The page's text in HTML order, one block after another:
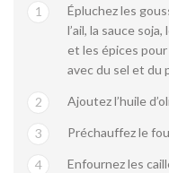
1
Épluchez les
l’ail, la sauce
et les épices
avec du sel et du
2 Ajoutez l’huile
3 Préchauffez le
4
Enfournez les